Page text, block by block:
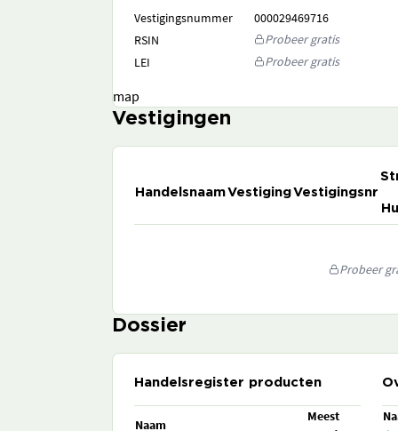
Vestigingsnummer
000029469716
RSIN
Probeer gratis
LEI
Probeer gratis
map
Vestigingen
HandelsnaamVestigingVestigingsnr
Probeer
Dossier
Handelsregister producten
Naam
Meest